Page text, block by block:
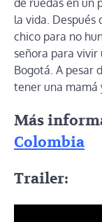
de ruedas en un
la vida. Después
chico para no
señora para vivir
Bogotá. A pesar
tener una mamá
Más
Colombia
Trailer: